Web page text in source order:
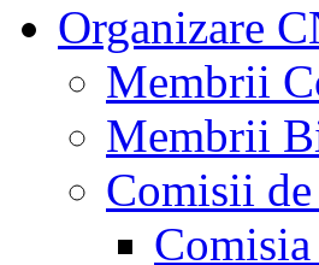
Organizare
Membrii
Membrii
Comisii